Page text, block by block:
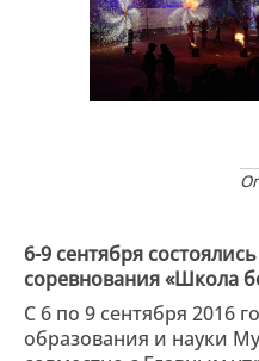
6-9 сентября
соревнования «Школа
С 6 по 9 сентября 2016
образования и науки